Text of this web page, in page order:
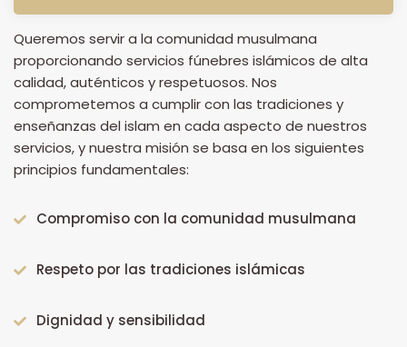
Queremos servir a la comunidad musulmana
proporcionando servicios fúnebres islámicos de alta
calidad, auténticos y respetuosos. Nos
comprometemos a cumplir con las tradiciones y
enseñanzas del islam en cada aspecto de nuestros
servicios, y nuestra misión se basa en los siguientes
principios fundamentales:
Compromiso con la comunidad musulmana
Respeto por las tradiciones islámicas
Dignidad y sensibilidad